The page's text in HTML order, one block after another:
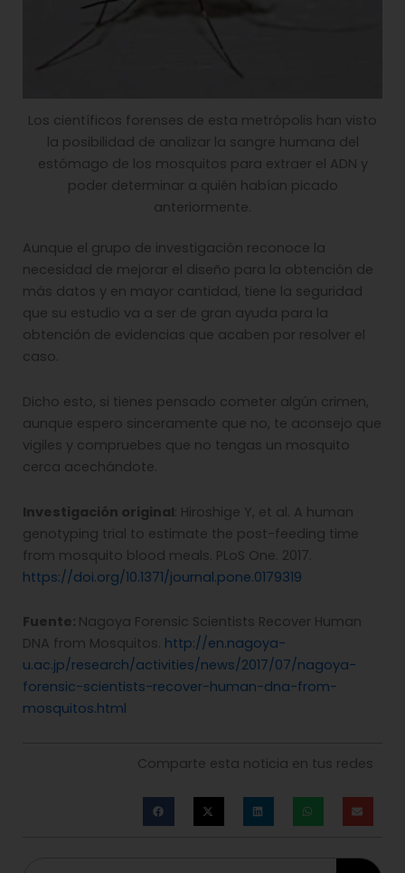
Los científicos forenses de esta metrópolis han visto
la posibilidad de analizar la sangre humana del
estómago de los mosquitos para extraer el ADN y
poder determinar a quién habían picado
anteriormente.
Aunque el grupo de investigación reconoce la
necesidad de mejorar el diseño para la obtención de
más datos y en mayor cantidad, tiene la seguridad
que su estudio va a ser de gran ayuda para la
obtención de evidencias que acaben por resolver el
caso.
Dicho esto, si tienes pensado cometer algún crimen,
aunque espero sinceramente que no, te aconsejo que
vigiles y compruebes que no tengas un mosquito
cerca acechándote.
Investigación original: Hiroshige Y, et al. A human
genotyping trial to estimate the post-feeding time
from mosquito blood meals. PLoS One. 2017.
https://doi.org/10.1371/journal.pone.0179319
Fuente: Nagoya Forensic Scientists Recover Human
DNA from Mosquitos. http://en.nagoya-
u.ac.jp/research/activities/news/2017/07/nagoya-
forensic-scientists-recover-human-dna-from-
mosquitos.html
Comparte esta noticia en tus redes